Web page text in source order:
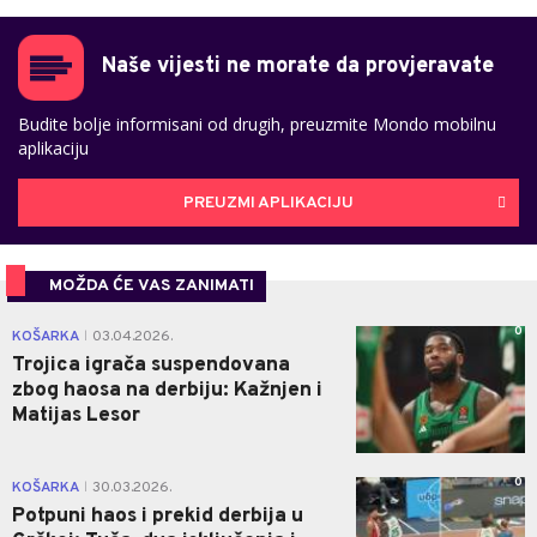
Naše vijesti ne morate da provjeravate
Budite bolje informisani od drugih, preuzmite Mondo mobilnu
aplikaciju
PREUZMI APLIKACIJU
MOŽDA ĆE VAS ZANIMATI
KOŠARKA 03.04.2026.
Trojica igrača suspendovana
zbog haosa na derbiju: Kažnjen i
Matijas Lesor
0
KOŠARKA 30.03.2026.
Potpuni haos i prekid derbija u
0